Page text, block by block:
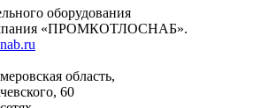
оборудования
«ПРОМКОТЛОСНАБ».
область,
60